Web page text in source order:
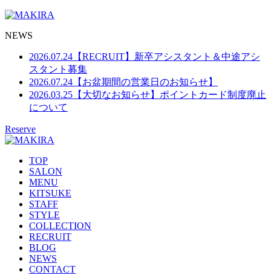
NEWS
2026.07.24 【RECRUIT】新卒アシスタント＆中途アシ
スタント募集
2026.07.24 【お盆期間の営業日のお知らせ】
2026.03.25 【大切なお知らせ】ポイントカード制度廃止
について
Reserve
TOP
SALON
MENU
KITSUKE
STAFF
STYLE
COLLECTION
RECRUIT
BLOG
NEWS
CONTACT